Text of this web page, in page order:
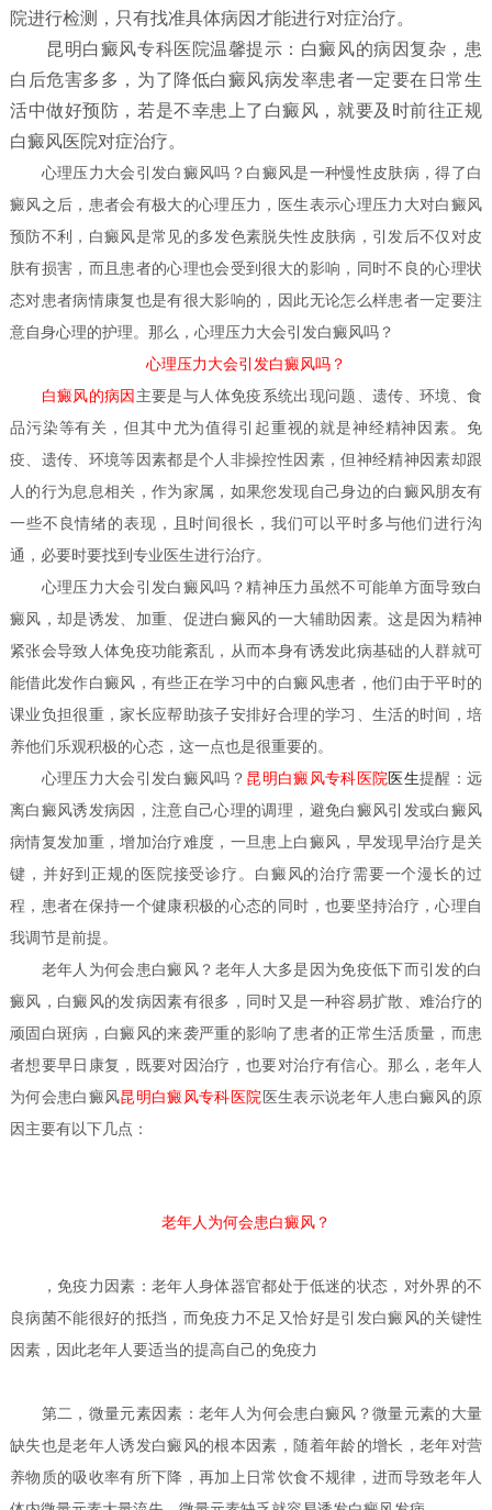
院进行检测，只有找准具体病因才能进行对症治疗。
昆明白癜风专科医院温馨提示：白癜风的病因复杂，患
白后危害多多，为了降低白癜风病发率患者一定要在日常生
活中做好预防，若是不幸患上了白癜风，就要及时前往正规
白癜风医院对症治疗。
心理压力大会引发白癜风吗？ 白癜风是一种慢性皮肤病，得了白
癜风之后，患者会有极大的心理压力，医生表示心理压力大对白癜风
预防不利，白癜风是常见的多发色素脱失性皮肤病，引发后不仅对皮
肤有损害，而且患者的心理也会受到很大的影响，同时不良的心理状
态对患者病情康复也是有很大影响的，因此无论怎么样患者一定要注
意自身心理的护理。那么，心理压力大会引发白癜风吗？
心理压力大会引发白癜风吗？
白癜风的病因 主要是与人体免疫系统出现问题、遗传、环境、食
品污染等有关，但其中尤为值得引起重视的就是神经精神因素。免
疫、遗传、环境等因素都是个人非操控性因素，但神经精神因素却跟
人的行为息息相关，作为家属，如果您发现自己身边的白癜风朋友有
一些不良情绪的表现，且时间很长，我们可以平时多与他们进行沟
通，必要时要找到专业医生进行治疗。
心理压力大会引发白癜风吗？精神压力虽然不可能单方面导致白
癜风，却是诱发、加重、促进白癜风的一大辅助因素。这是因为精神
紧张会导致人体免疫功能紊乱，从而本身有诱发此病基础的人群就可
能借此发作白癜风，有些正在学习中的白癜风患者，他们由于平时的
课业负担很重，家长应帮助孩子安排好合理的学习、生活的时间，培
养他们乐观积极的心态，这一点也是很重要的。
心理压力大会引发白癜风吗？ 昆明白癜风专科医院 医生提醒：远
离白癜风诱发病因，注意自己心理的调理，避免白癜风引发或白癜风
病情复发加重，增加治疗难度，一旦患上白癜风，早发现早治疗是关
键，并好到正规的医院接受诊疗。白癜风的治疗需要一个漫长的过
程，患者在保持一个健康积极的心态的同时，也要坚持治疗，心理自
我调节是前提。
老年人为何会患白癜风？ 老年人大多是因为免疫低下而引发的白
癜风，白癜风的发病因素有很多，同时又是一种容易扩散、难治疗的
顽固白斑病，白癜风的来袭严重的影响了患者的正常生活质量，而患
者想要早日康复，既要对因治疗，也要对治疗有信心。那么，老年人
为何会患白癜风昆明白癜风专科医院 医生表示说老年人患白癜风的原
因主要有以下几点：
老年人为何会患白癜风？
，免疫力因素：老年人身体器官都处于低迷的状态，对外界的不
良病菌不能很好的抵挡，而免疫力不足又恰好是引发白癜风的关键性
因素，因此老年人要适当的提高自己的免疫力
第二，微量元素因素：老年人为何会患白癜风？ 微量元素的大量
缺失也是老年人诱发白癜风的根本因素，随着年龄的增长，老年对营
养物质的吸收率有所下降，再加上日常饮食不规律，进而导致老年人